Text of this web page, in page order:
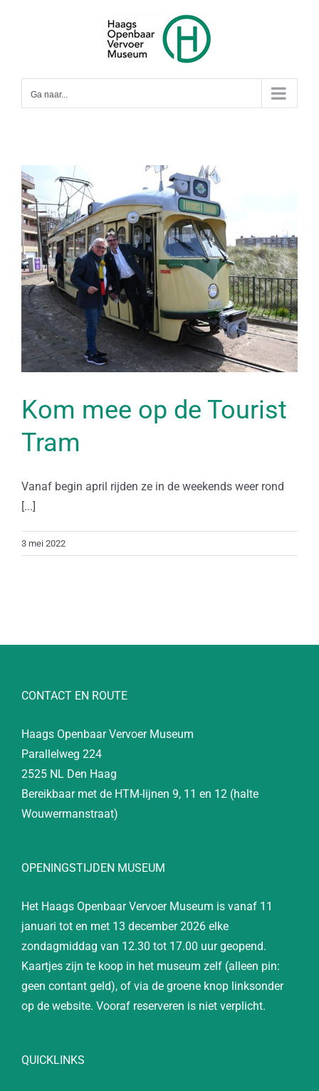
Ga naar...
Kom mee op de Tourist
Tram
Vanaf begin april rijden ze in de weekends weer rond
[...]
3 mei 2022
CONTACT EN ROUTE
Haags Openbaar Vervoer Museum
Parallelweg 224
2525 NL Den Haag
Bereikbaar met de HTM-lijnen 9, 11 en 12 (halte
Wouwermanstraat)
OPENINGSTIJDEN MUSEUM
Het Haags Openbaar Vervoer Museum is vanaf 11
januari tot en met 13 december 2026 elke
zondagmiddag van 12.30 tot 17.00 uur geopend.
Kaartjes zijn te koop in het museum zelf (alleen pin:
geen contant geld), of via de groene knop linksonder
op de website. Vooraf reserveren is niet verplicht.
QUICKLINKS